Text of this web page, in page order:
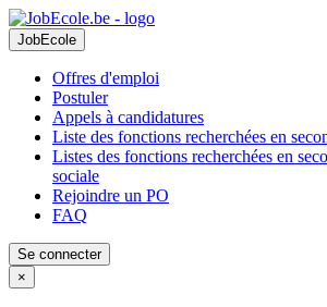
JobEcole
Offres d'emploi
Postuler
Appels à candidatures
Liste des fonctions recherchées en
Listes des fonctions recherchées en
sociale
Rejoindre un PO
FAQ
Se connecter
×